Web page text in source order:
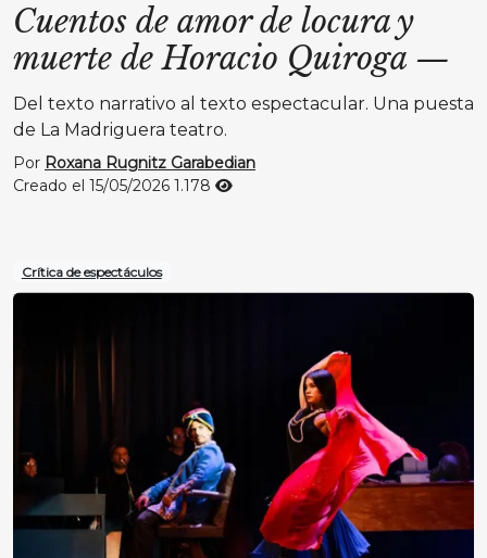
Cuentos de amor de locura y
muerte de Horacio Quiroga —
Del texto narrativo al texto espectacular. Una puesta
de La Madriguera teatro.
Por Roxana Rugnitz Garabedian
Creado el 15/05/2026 1.178
Crítica de espectáculos